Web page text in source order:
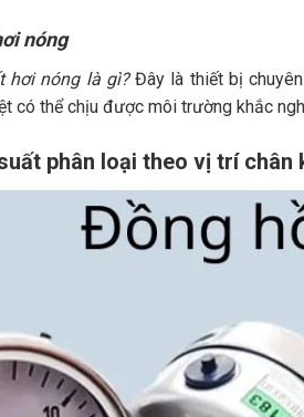
nóng
hơi nóng là gì?Đây là thiết bị
có thể chịu được môi trường khắc
phân loại theo vị trí chân